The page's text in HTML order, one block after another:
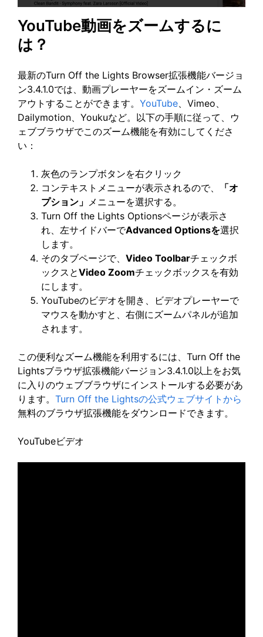
YouTube動画をズームするに
は？
最新のTurn Off the Lights Browser拡張機能バージョ
ン3.4.1.0では、動画プレーヤーをズームイン・ズーム
アウトすることができます。 YouTube、Vimeo、
Dailymotion、Youkuなど。以下の手順に従って、ウ
ェブブラウザでこのズーム機能を有効にしてくださ
い：
灰色のランプボタンを右クリック
コンテキストメニューが表示されるので、
「オ
プション」 メニューを選択する。
Turn Off the Lights Optionsページが表示さ
れ、左サイドバーでAdvanced Optionsを選択
します。
そのタブページで、 Video Toolbarチェックボ
ックスとVideo Zoomチェックボックスを有効
にします。
YouTubeのビデオを開き、ビデオプレーヤーで
マウスを動かすと、右側にズームパネルが追加
されます。
この便利なズーム機能を利用するには、Turn Off the
Lightsブラウザ拡張機能バージョン3.4.1.0以上をお気
に入りのウェブブラウザにインストールする必要があ
ります。 Turn Off the Lightsの公式ウェブサイトから
無料のブラウザ拡張機能をダウンロードできます。
YouTubeビデオ